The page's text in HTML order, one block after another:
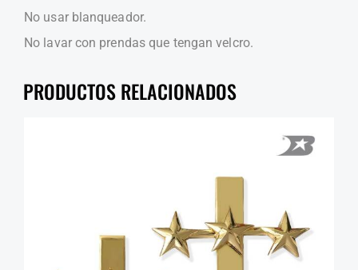
No usar blanqueador.
No lavar con prendas que tengan velcro.
PRODUCTOS RELACIONADOS